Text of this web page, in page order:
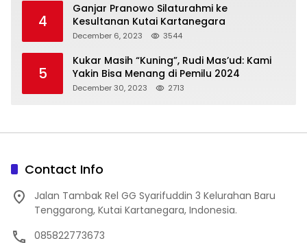
4
Ganjar Pranowo Silaturahmi ke
Kesultanan Kutai Kartanegara
December 6, 2023 3544
5
Kukar Masih “Kuning”, Rudi Mas’ud: Kami
Yakin Bisa Menang di Pemilu 2024
December 30, 2023 2713
Contact Info
Jalan Tambak Rel GG Syarifuddin 3 Kelurahan Baru
Tenggarong, Kutai Kartanegara, Indonesia.
085822773673